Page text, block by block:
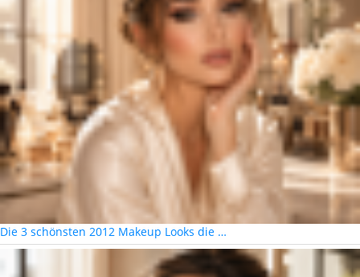
Die 3 schönsten 2012 Makeup Looks die …